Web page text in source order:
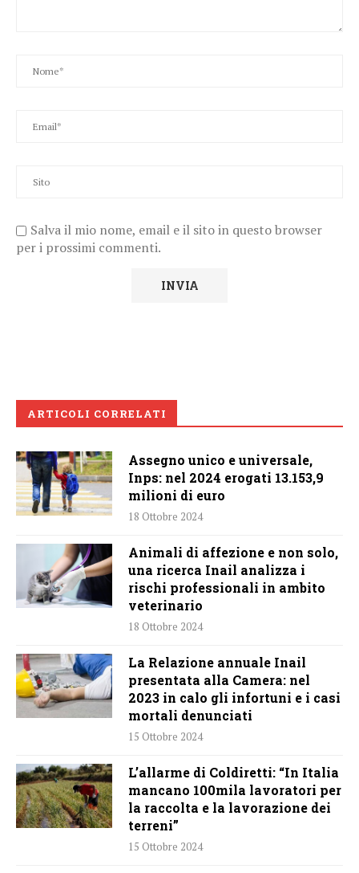
Salva il mio nome, email e il sito in questo browser
per i prossimi commenti.
ARTICOLI CORRELATI
Assegno unico e universale,
Inps: nel 2024 erogati 13.153,9
milioni di euro
18 Ottobre 2024
Animali di affezione e non solo,
una ricerca Inail analizza i
rischi professionali in ambito
veterinario
18 Ottobre 2024
La Relazione annuale Inail
presentata alla Camera: nel
2023 in calo gli infortuni e i casi
mortali denunciati
15 Ottobre 2024
L’allarme di Coldiretti: “In Italia
mancano 100mila lavoratori per
la raccolta e la lavorazione dei
terreni”
15 Ottobre 2024